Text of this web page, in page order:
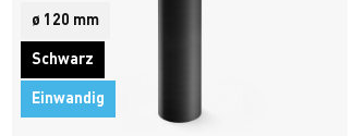
ø 120 mm
Schwarz
Einwandig
Produkt ansehen